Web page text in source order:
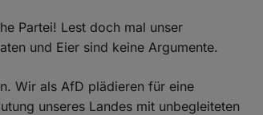
Partei! Lest doch mal unser
und Eier sind keine Argumente.
Wir als AfD plädieren für eine
unseres Landes mit unbegleiteten